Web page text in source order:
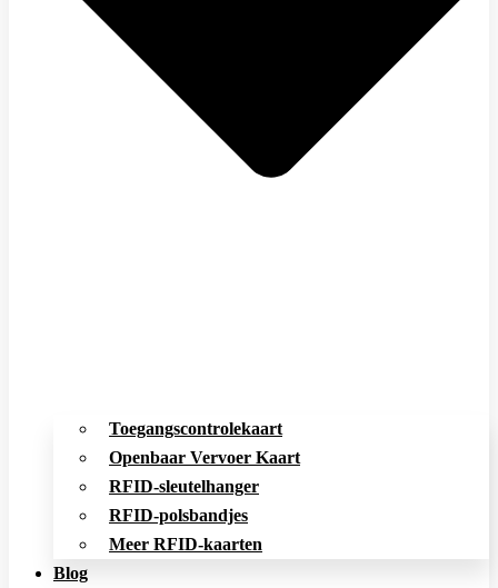
Toegangscontrolekaart
Openbaar Vervoer Kaart
RFID-sleutelhanger
RFID-polsbandjes
Meer RFID-kaarten
Blog